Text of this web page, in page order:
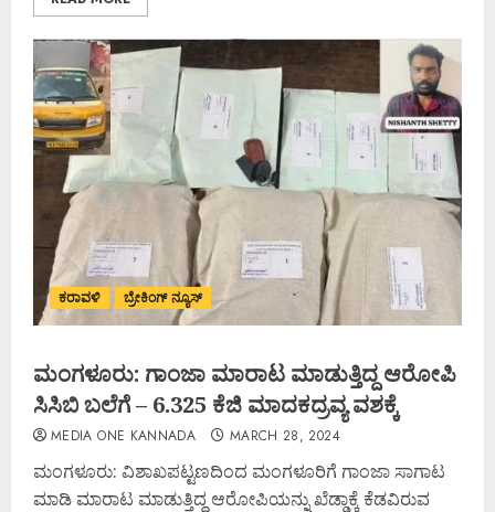
ಕರಾವಳಿ ಬ್ರೇಕಿಂಗ್ ನ್ಯೂಸ್
ಮಂಗಳೂರು: ಗಾಂಜಾ ಮಾರಾಟ ಮಾಡುತ್ತಿದ್ದ ಆರೋಪಿ
ಸಿಸಿಬಿ ಬಲೆಗೆ – 6.325 ಕೆಜಿ ಮಾದಕದ್ರವ್ಯ ವಶಕ್ಕೆ
MEDIA ONE KANNADA MARCH 28, 2024
ಮಂಗಳೂರು: ವಿಶಾಖಪಟ್ಟಣದಿಂದ ಮಂಗಳೂರಿಗೆ ಗಾಂಜಾ ಸಾಗಾಟ
ಮಾಡಿ ಮಾರಾಟ ಮಾಡುತ್ತಿದ್ದ ಆರೋಪಿಯನ್ನು ಖೆಡ್ಡಾಕ್ಕೆ ಕೆಡವಿರುವ